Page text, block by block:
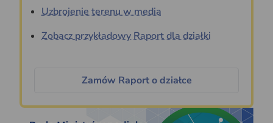
Uzbrojenie terenu w media
Zobacz przykładowy Raport dla działki
Zamów Raport o działce